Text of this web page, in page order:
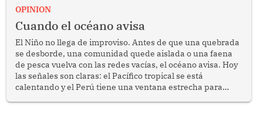
OPINION
Cuando el océano avisa
El Niño no llega de improviso. Antes de que una quebrada
se desborde, una comunidad quede aislada o una faena
de pesca vuelva con las redes vacías, el océano avisa. Hoy
las señales son claras: el Pacífico tropical se está
calentando y el Perú tiene una ventana estrecha para